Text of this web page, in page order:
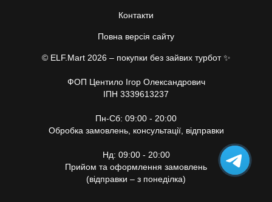
Контакти
Повна версія сайту
© ELF.Mart 2026 – покупки без зайвих турбот ✨
ФОП Центило Ігор Олександрович
ІПН 3339613237
Пн-Сб: 09:00 - 20:00
Обробка замовлень, консультації, відправки
Нд: 09:00 - 20:00
Прийом та оформлення замовлень
(відправки – з понеділка)